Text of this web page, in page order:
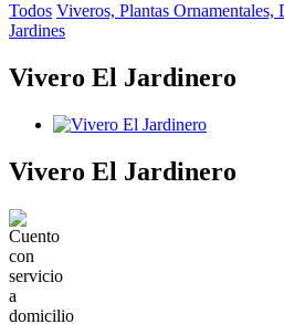
Todos Viveros, Plantas
Jardines
Vivero El Jardinero
Vivero El Jardinero